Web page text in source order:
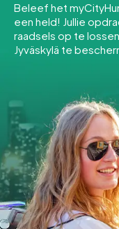
Tours
Teamevenement
INT
ES
IT
Beleef het
een held! Jullie
raadsels op te
Jyväskylä te